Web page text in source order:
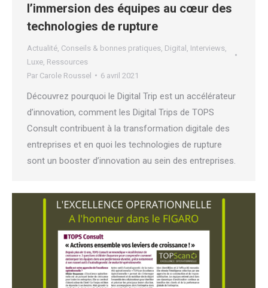
l’immersion des équipes au cœur des
technologies de rupture
Actualité Conseils & bonnes pratiques Digital Interviews
Luxe Ressources
Par Carole Roussel 6 avril 2021
Découvrez pourquoi le Digital Trip est un accélérateur
d’innovation, comment les Digital Trips de TOPS
Consult contribuent à la transformation digitale des
entreprises et en quoi les technologies de rupture
sont un booster d’innovation au sein des entreprises.